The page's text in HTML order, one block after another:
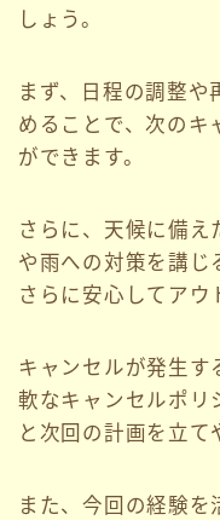
しょう。
まず、日程の調整や
めることで、次のキ
ができます。
さらに、天候に備え
や雨への対策を講じ
さらに安心してアウ
キャンセルが発生す
軟なキャンセルポリ
と次回の計画を立て
また、今回の経験を